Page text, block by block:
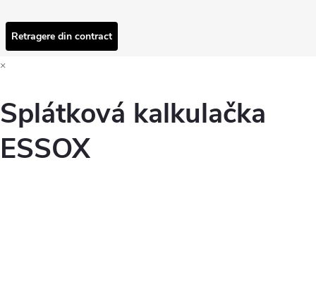
Retragere din contract
×
Splátková kalkulačka
ESSOX